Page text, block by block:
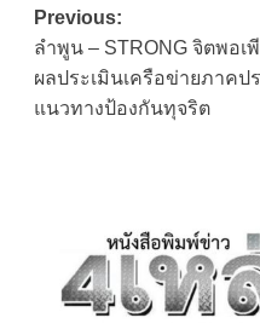
Post
navigation
Previous:
ลำพูน – STRONG จิตพอเ
ผลประเมินเครือข่ายภาคป
แนวทางป้องกันทุจริต